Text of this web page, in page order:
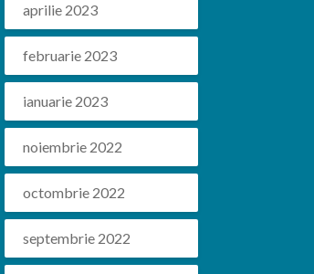
aprilie 2023
februarie 2023
ianuarie 2023
noiembrie 2022
octombrie 2022
septembrie 2022